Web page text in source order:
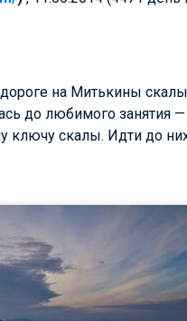
на Митькины
до любимого занятия
ключу скалы. Идти до